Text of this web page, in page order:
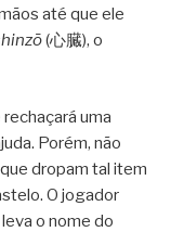
até que ele
(心臓), o
uma
Porém, não
dropam tal item
O jogador
o nome do